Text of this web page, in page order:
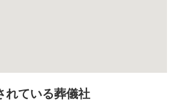
れている葬儀社